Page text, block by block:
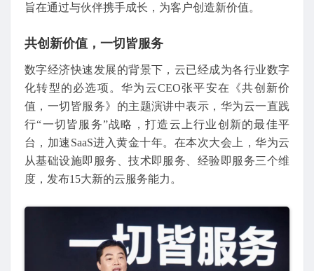
旨在通过与伙伴携手成长，为客户创造新价值。
共创新价值，一切皆服务
数字经济快速发展的背景下，云已经成为各行业数字
化转型的必选项。华为云CEO张平安在《共创新价
值，一切皆服务》的主题演讲中表示，华为云一直践
行“一切皆服务”战略，打造云上行业创新的最佳平
台，加速SaaS进入黄金十年。在本次大会上，华为云
从基础设施即服务、技术即服务、经验即服务三个维
度，发布15大新的云服务能力。